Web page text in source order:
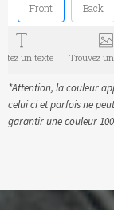
*Attention, la couleur
celui ci et parfois ne
garantir une couleur